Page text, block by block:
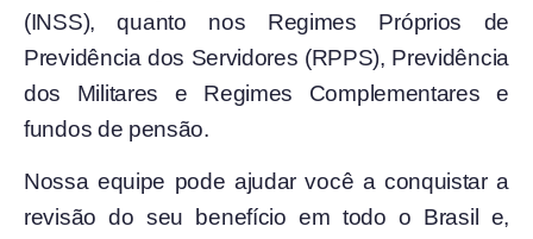
(INSS), quanto nos Regimes Próprios de
Previdência dos Servidores (RPPS), Previdência
dos Militares e Regimes Complementares e
fundos de pensão.
Nossa equipe pode ajudar você a conquistar a
revisão do seu benefício em todo o Brasil e,